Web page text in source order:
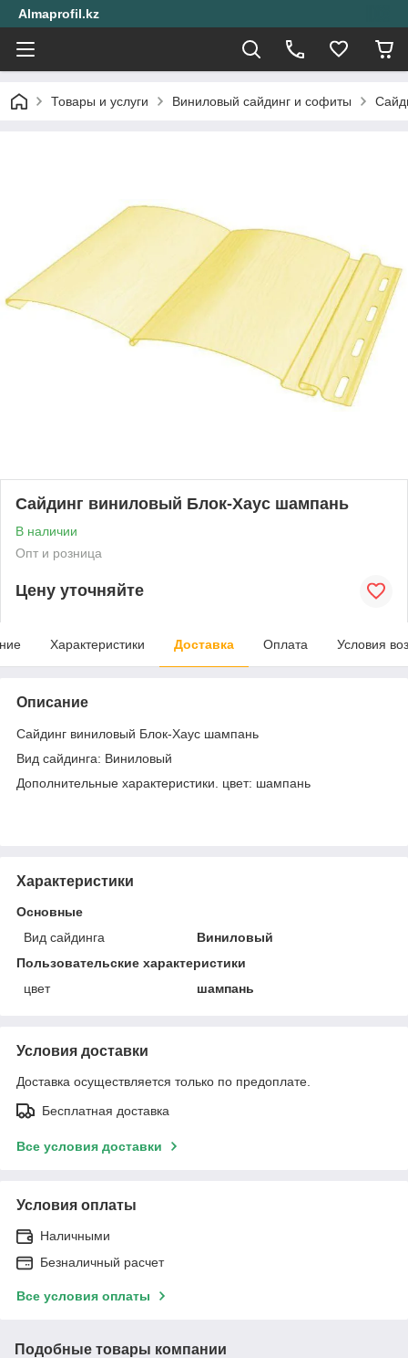
Almaprofil.kz
Товары и услуги Виниловый сайдинг и софиты
Сайдинг виниловый Блок-Хаус шампань
В наличии
Опт и розница
Цену уточняйте
Характеристики Доставка Оплата Условия
Описание
Сайдинг виниловый Блок-Хаус шампань
Вид сайдинга: Виниловый
Дополнительные характеристики. цвет: шампань
Характеристики
Основные
Вид сайдинга
Виниловый
Пользовательские характеристики
цвет
шампань
Условия доставки
Доставка осуществляется только по предоплате.
Бесплатная доставка
Все условия доставки
Условия оплаты
Наличными
Безналичный расчет
Все условия оплаты
Подобные товары компании